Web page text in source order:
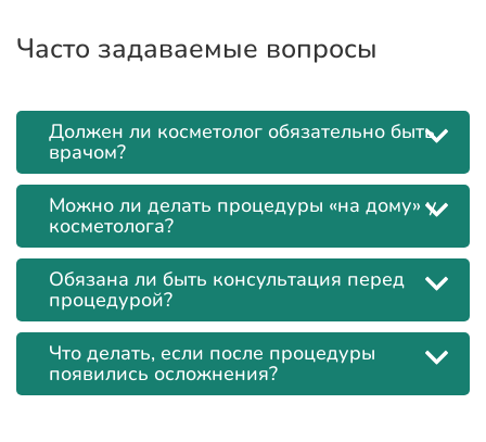
Часто задаваемые вопросы
Должен ли косметолог обязательно быть
врачом?
Можно ли делать процедуры «на дому» у
косметолога?
Обязана ли быть консультация перед
процедурой?
Что делать, если после процедуры
появились осложнения?